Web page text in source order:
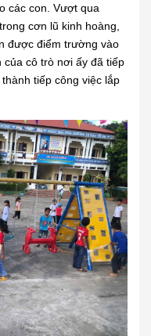
các con. Vượt qua
cơn lũ kinh hoàng,
được điểm trường vào
của cô trò nơi ấy đã tiếp
tiếp công việc lắp